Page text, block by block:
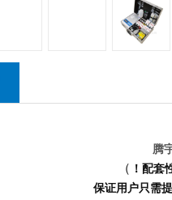
腾
（ ！配套
保证用户只需